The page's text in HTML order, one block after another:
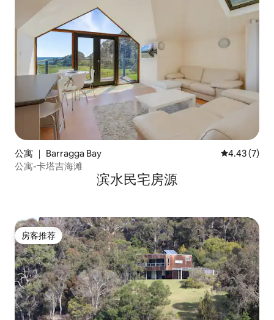
公寓 ｜ Barragga Bay 平均评分
4.43 (7)
公寓-卡塔吉海滩
滨水民宅房源
房客推荐
房客推荐